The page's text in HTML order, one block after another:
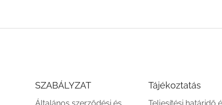
SZABÁLYZAT Tájékoztatás